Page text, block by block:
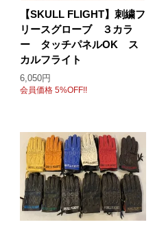
【SKULL FLIGHT】刺繍フ
リースグローブ ３カラ
ー タッチパネルOK ス
カルフライト
6,050円
会員価格 5%OFF!!